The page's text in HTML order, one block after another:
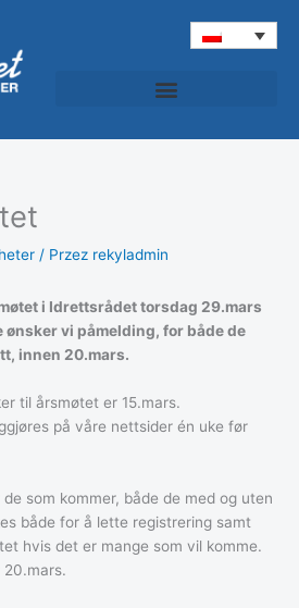
/ Przez rekyladmin
i Idrettsrådet torsdag 29.mars
ønsker vi påmelding, for både de
innen 20.mars.
til årsmøtet er 15.mars.
på våre nettsider én uke før
som kommer, både de med og uten
både for å lette registrering samt
hvis det er mange som vil komme.
20.mars.